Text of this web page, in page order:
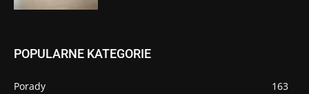
POPULARNE KATEGORIE
Porady
163